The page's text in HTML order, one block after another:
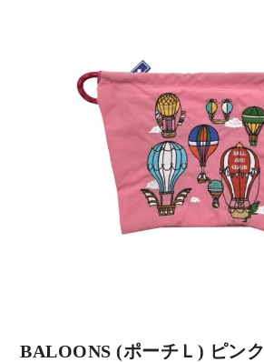
BALOONS (ポーチＬ) ピンク